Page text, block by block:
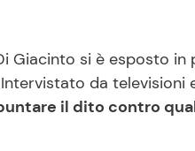
Giacinto si è esposto
da
il dito contro